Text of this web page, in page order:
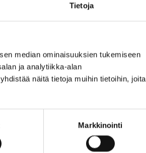
Tietoja
median ominaisuuksien tukemiseen
ja analytiikka-alan
näitä tietoja muihin tietoihin, joita
Markkinointi